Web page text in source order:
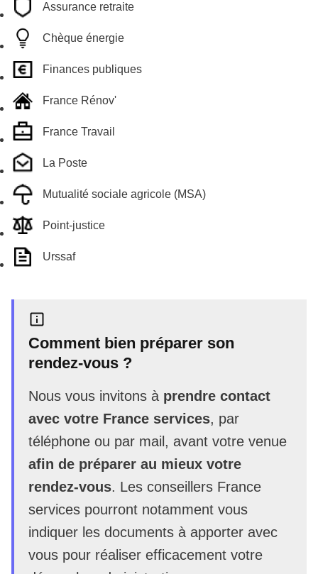
Assurance retraite
Chèque énergie
Finances publiques
France Rénov'
France Travail
La Poste
Mutualité sociale agricole (MSA)
Point-justice
Urssaf
Comment bien préparer son
rendez-vous ?
Nous vous invitons à prendre contact
avec votre France services, par
téléphone ou par mail, avant votre venue
afin de préparer au mieux votre
rendez-vous. Les conseillers France
services pourront notamment vous
indiquer les documents à apporter avec
vous pour réaliser efficacement votre